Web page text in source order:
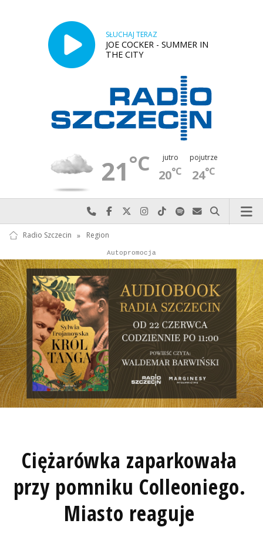
SŁUCHAJ TERAZ
JOE COCKER - SUMMER IN
THE CITY
21°C jutro
20°C
pojutrze
24°C
Najlepiej po prostu do nas zadzwoń
Odwiedź nas na Facebook-u
Odwiedź nas na X
Odwiedź nas na Instagram-ie
Odwiedź nas na TikTok-u
Szukaj nas na Spotify
Wyślij do nas
Szukaj
Radio Szczecin » Region
Reklama
Autopromocja
Ciężarówka zaparkowała
przy pomniku Colleoniego.
Miasto reaguje